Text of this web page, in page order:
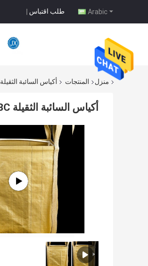
Arabic طلب اقتباس |
منزل المنتجات أكياس السائبة الثقيلة
أكياس السائبة الثقيلة FIBC ذات السطح العادي 3000 كجم 180 جرامًا جيدة التهوية